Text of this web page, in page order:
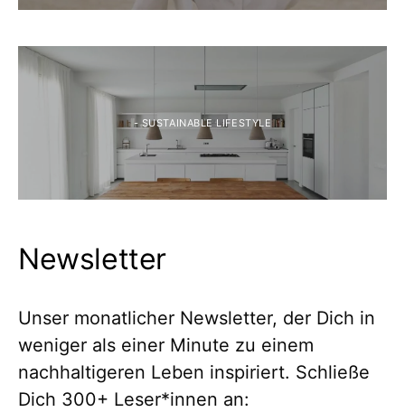
- SUSTAINABLE LIFESTYLE
Newsletter
Unser monatlicher Newsletter, der Dich in
weniger als einer Minute zu einem
nachhaltigeren Leben inspiriert. Schließe
Dich 300+ Leser*innen an: